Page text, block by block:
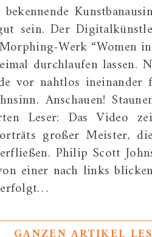
sein. Der
Werk “Women
durchlaufen lassen.
vor nahtlos ineinander
Anschauen!
Leser: Das Video
großer Meister,
Philip Scott
einer nach links
erfolgt…